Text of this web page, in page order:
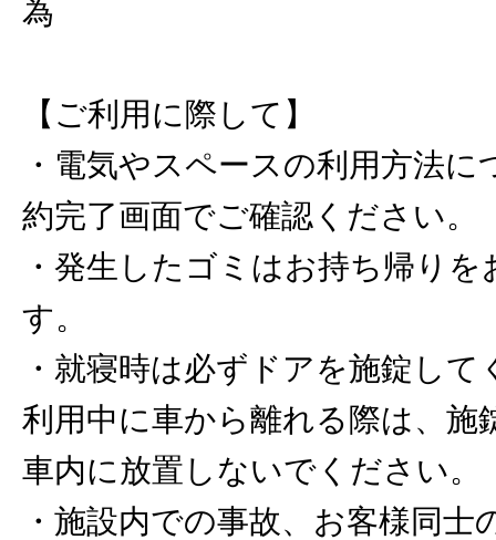
為
【ご利用に際して】
・電気やスペースの利用方法に
約完了画面でご確認ください。
・発生したゴミはお持ち帰り
す。
・就寝時は必ずドアを施錠して
利用中に車から離れる際は、施
車内に放置しないでください。
・施設内での事故、お客様同士